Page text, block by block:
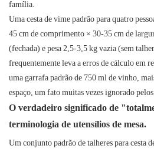
família.
Uma cesta de vime padrão para quatro
45 cm de comprimento × 30-35 cm de
(fechada) e pesa 2,5-3,5 kg vazia (sem
frequentemente leva a erros de cálculo em
uma garrafa padrão de 750 ml de vinho,
espaço, um fato muitas vezes ignorado
O verdadeiro significado de
terminologia de utensílios de mesa.
Um conjunto padrão de talheres para cesta